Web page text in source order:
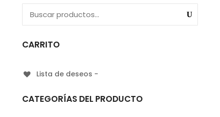
CARRITO
Lista de deseos -
CATEGORÍAS DEL PRODUCTO